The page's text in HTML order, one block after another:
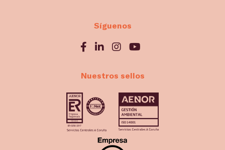
Síguenos
Nuestros sellos